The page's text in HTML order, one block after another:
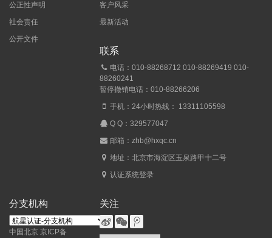
公正性声明
社会责任
公开文件
客户风采
最新活动
联系
电话：010-88268712 010-88269419 010-
88260241
暂停撤销电话：010-88266206
手机：24小时热线： 13311105598
Q Q：329577047
邮箱：zhb@hxqc.cn
地址：北京市海淀区玉泉路甲十二号
认证系统登录
分支机构
中国北京 京ICP备
关注